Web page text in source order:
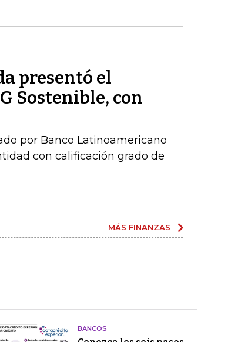
presentó el
Sostenible, con
por Banco Latinoamericano
con calificación grado de
MÁS FINANZAS
BANCOS